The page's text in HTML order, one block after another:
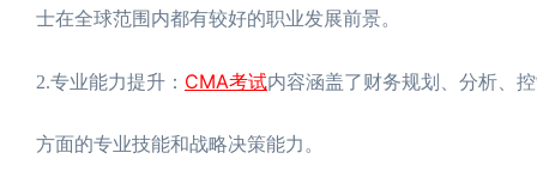
士在全球范围内都有较好的职业发展前景。
2.专业能力提升： CMA考试内容涵盖了财务规划、分析、
方面的专业技能和战略决策能力。